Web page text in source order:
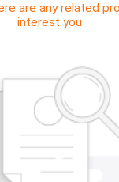
are any related
interest you